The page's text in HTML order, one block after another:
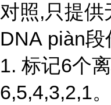
对照,只提供
DNA piàn段
1. 标记6个
6,5,4,3,2,1。